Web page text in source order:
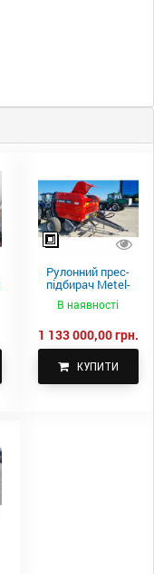
Рулонний прес-
підбирач Metel-
Fach Z 587
В наявності
1 133 000,00 грн.
КУПИТИ